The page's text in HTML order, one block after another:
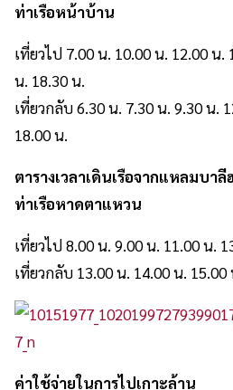
ท่าเรือหน้าบ้าน
เที่ยวไป 7.00 น. 10.00 น. 12.00 น.
น. 18.30 น.
เที่ยวกลับ 6.30 น. 7.30 น. 9.30 น.
18.00 น.
ตารางเวลาเดินเรือจากแหลมบา
ท่าเรือหาดตาแหวน
เที่ยวไป 8.00 น. 9.00 น. 11.00 น.
เที่ยวกลับ 13.00 น. 14.00 น. 15.00
ค่าใช้จ่ายในการไปเกาะล้าน